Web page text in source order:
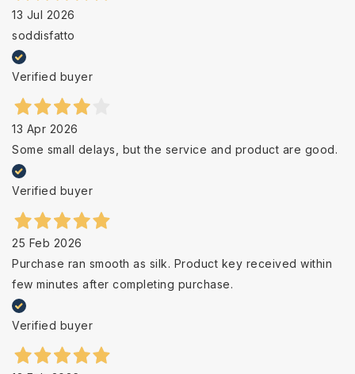
13 Jul 2026
soddisfatto
Verified buyer
13 Apr 2026
Some small delays, but the service and product are good.
Verified buyer
25 Feb 2026
Purchase ran smooth as silk. Product key received within
few minutes after completing purchase.
Verified buyer